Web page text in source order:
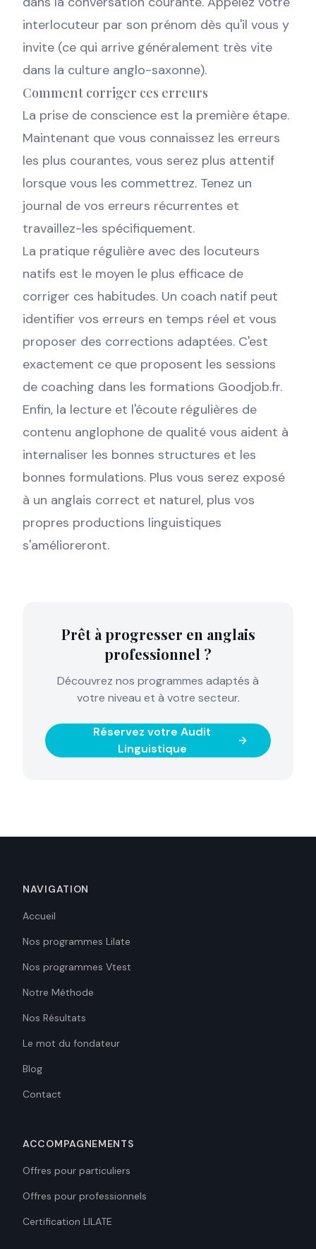
interlocuteur par son prénom dès qu'il vous y
invite (ce qui arrive généralement très vite
dans la culture anglo-saxonne).
Comment corriger ces erreurs
La prise de conscience est la première étape.
Maintenant que vous connaissez les erreurs
les plus courantes, vous serez plus attentif
lorsque vous les commettrez. Tenez un
journal de vos erreurs récurrentes et
travaillez-les spécifiquement.
La pratique régulière avec des locuteurs
natifs est le moyen le plus efficace de
corriger ces habitudes. Un coach natif peut
identifier vos erreurs en temps réel et vous
proposer des corrections adaptées. C'est
exactement ce que proposent les sessions
de coaching dans les formations Goodjob.fr.
Enfin, la lecture et l'écoute régulières de
contenu anglophone de qualité vous aident à
internaliser les bonnes structures et les
bonnes formulations. Plus vous serez exposé
à un anglais correct et naturel, plus vos
propres productions linguistiques
s'amélioreront.
Prêt à progresser en anglais
professionnel ?
Découvrez nos programmes adaptés à
votre niveau et à votre secteur.
Réservez votre Audit
Linguistique
NAVIGATION
Accueil
Nos programmes Lilate
Nos programmes Vtest
Notre Méthode
Nos Résultats
Le mot du fondateur
Blog
Contact
ACCOMPAGNEMENTS
Offres pour particuliers
Offres pour professionnels
Certification LILATE